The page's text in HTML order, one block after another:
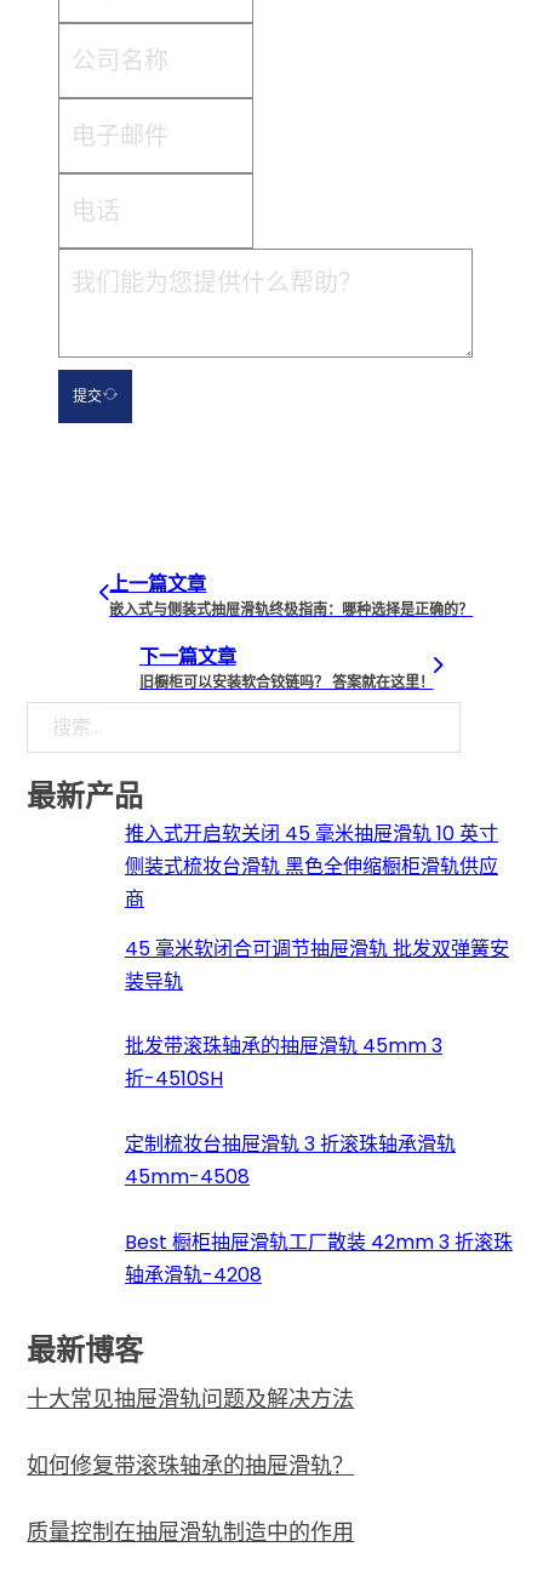
提交
上一篇文章
嵌入式与侧装式抽屉滑轨终极指南：哪种选择是正确的？
下一篇文章
旧橱柜可以安装软合铰链吗？ 答案就在这里！
搜索
最新产品
推入式开启软关闭 45 毫米抽屉滑轨 10 英寸
侧装式梳妆台滑轨 黑色全伸缩橱柜滑轨供应
商
45 毫米软闭合可调节抽屉滑轨 批发双弹簧安
装导轨
批发带滚珠轴承的抽屉滑轨 45mm 3
折-4510SH
定制梳妆台抽屉滑轨 3 折滚珠轴承滑轨
45mm-4508
Best 橱柜抽屉滑轨工厂散装 42mm 3 折滚珠
轴承滑轨-4208
最新博客
十大常见抽屉滑轨问题及解决方法
如何修复带滚珠轴承的抽屉滑轨？
质量控制在抽屉滑轨制造中的作用